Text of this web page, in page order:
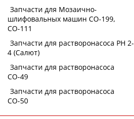
Запчасти для Мозаично-
шлифовальных машин СО-199,
СО-111
Запчасти для растворонасоса РН 2-
4 (Салют)
Запчасти для растворонасоса
СО-49
Запчасти для растворонасоса
СО-50